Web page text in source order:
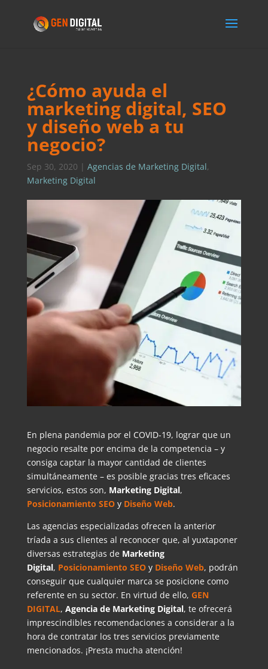
¿Cómo ayuda el
marketing digital, SEO
y diseño web a tu
negocio?
Sep 30, 2020 | Agencias de Marketing Digital,
Marketing Digital
En plena pandemia por el COVID-19, lograr que un
negocio resalte por encima de la competencia – y
consiga captar la mayor cantidad de clientes
simultáneamente – es posible gracias tres eficaces
servicios, estos son, Marketing Digital,
Posicionamiento SEOy Diseño Web.
Las agencias especializadas ofrecen la anterior
tríada a sus clientes al reconocer que, al yuxtaponer
diversas estrategias de Marketing
Digital, Posicionamiento SEOy Diseño Web, podrán
conseguir que cualquier marca se posicione como
referente en su sector. En virtud de ello, GEN
DIGITAL, Agencia de Marketing Digital, te ofrecerá
imprescindibles recomendaciones a considerar a la
hora de contratar los tres servicios previamente
mencionados. ¡Presta mucha atención!